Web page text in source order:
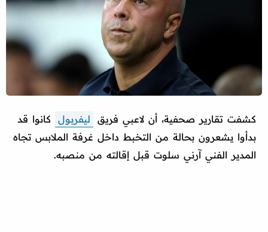
كشفت تقارير صحفية، أن لاعبي فريق ليفربول
كانوا قد
بدأوا يشعرون بحالة من التخبط داخل غرفة الملابس تجاه
المدير الفني آرني سلوت قبل إقالته من منصبه.